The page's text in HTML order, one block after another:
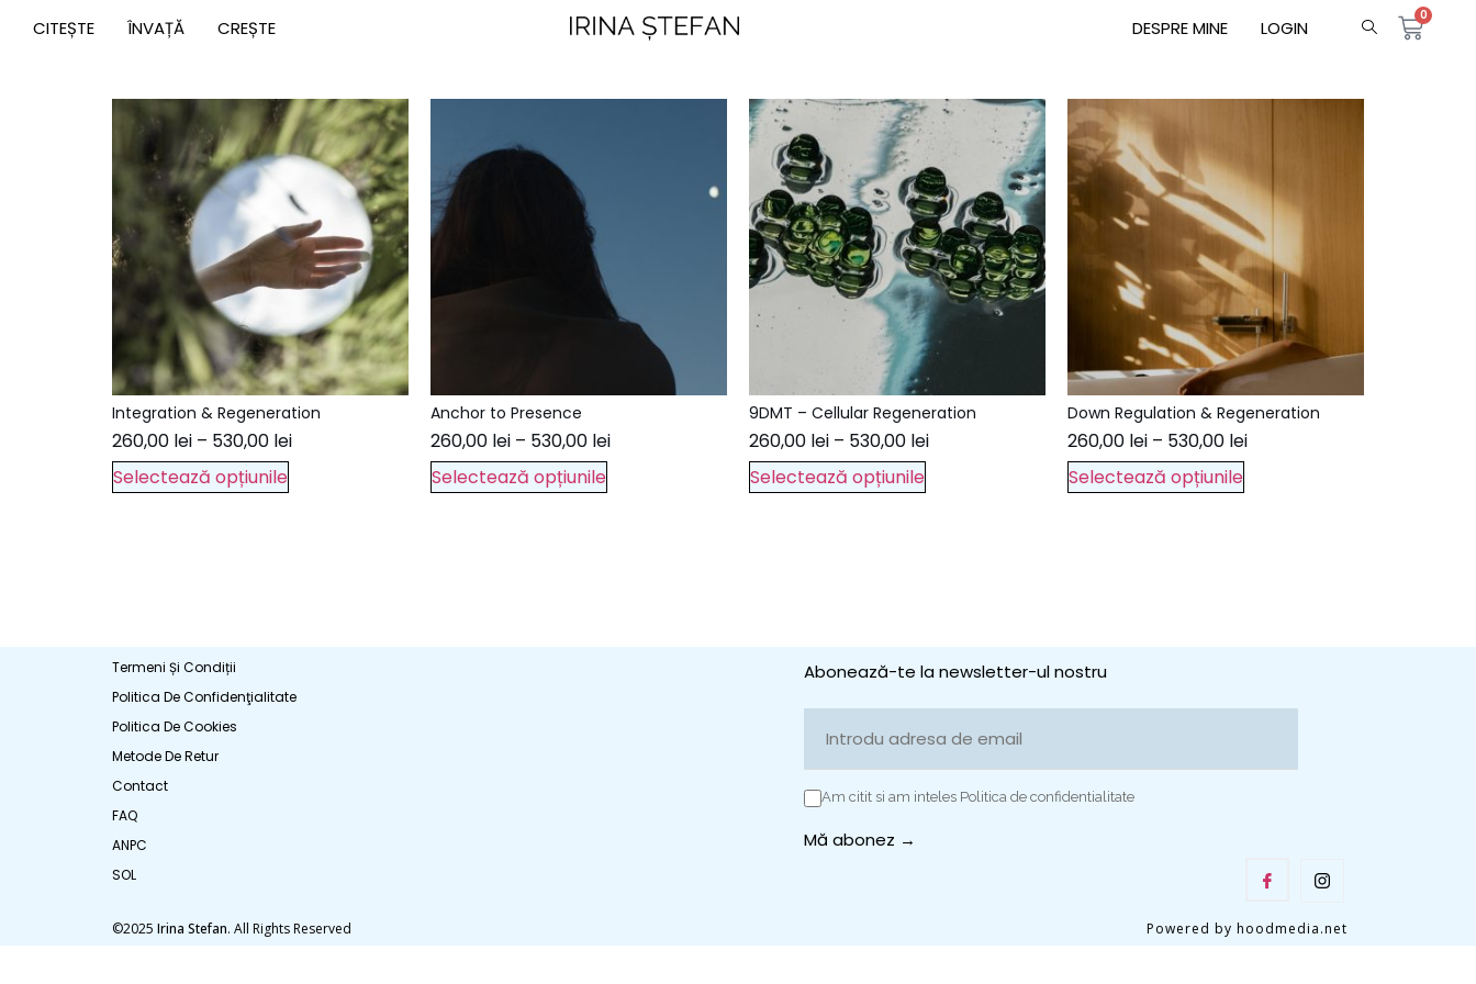
CITEȘTE ÎNVAȚĂ CREȘTE DESPRE MINE LOGIN
0
Integration & Regeneration
260,00 lei – 530,00 lei
Selectează opțiunile
Anchor to Presence
260,00 lei – 530,00 lei
Selectează opțiunile
9DMT – Cellular Regeneration
260,00 lei – 530,00 lei
Selectează opțiunile
Down Regulation & Regeneration
260,00 lei – 530,00 lei
Selectează opțiunile
Termeni Și Condiții
Politica De Confidenţialitate
Politica De Cookies
Metode De Retur
Contact
FAQ
ANPC
SOL
Abonează-te la newsletter-ul nostru
Am citit si am inteles Politica de confidentialitate
Mă abonez →
©2025 Irina Stefan. All Rights Reserved Powered by hoodmedia.net